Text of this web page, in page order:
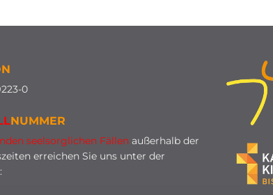
0
NUMMER
seelsorglichen Fällenaußerhalb der
erreichen Sie uns unter der